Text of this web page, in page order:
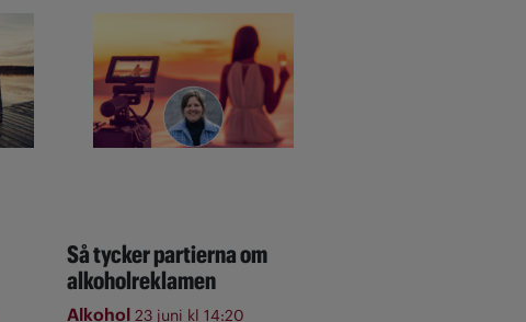
Så tycker partierna om
alkoholreklamen
Alkohol 23 juni kl 14:20